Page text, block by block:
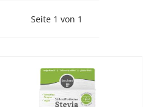
Vorherige Seite
Seite 1 von 1